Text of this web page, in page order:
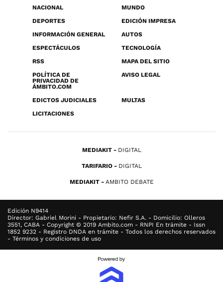
NACIONAL
MUNDO
DEPORTES
EDICIÓN IMPRESA
INFORMACIÓN GENERAL
AUTOS
ESPECTÁCULOS
TECNOLOGÍA
RSS
MAPA DEL SITIO
POLÍTICA DE
PRIVACIDAD DE
ÁMBITO.COM
AVISO LEGAL
EDICTOS JUDICIALES
MULTAS
LICITACIONES
MEDIAKIT DIGITAL
TARIFARIO DIGITAL
MEDIAKIT AMBITO DEBATE
Edición N9414
Director: Gabriel Morini - Propietario: Nefir S.A. - Domicilio: Olleros
3551, CABA - Copyright © 2019 Ambito.com - RNPI En trámite - Issn
1852 9232 - Registro DNDA en trámite - Todos los derechos reservados
- Términos y condiciones de uso